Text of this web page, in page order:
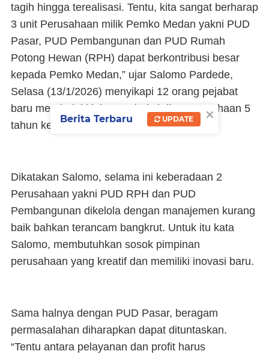
tagih hingga terealisasi. Tentu, kita sangat berharap
3 unit Perusahaan milik Pemko Medan yakni PUD
Pasar, PUD Pembangunan dan PUD Rumah
Potong Hewan (RPH) dapat berkontribusi besar
kepada Pemko Medan,” ujar Salomo Pardede,
Selasa (13/1/2026) menyikapi 12 orang pejabat
baru menduduki jajaran Direksi di 3 Perusahaan 5
tahun ke depan.
Dikatakan Salomo, selama ini keberadaan 2
Perusahaan yakni PUD RPH dan PUD
Pembangunan dikelola dengan manajemen kurang
baik bahkan terancam bangkrut. Untuk itu kata
Salomo, membutuhkan sosok pimpinan
perusahaan yang kreatif dan memiliki inovasi baru.
Sama halnya dengan PUD Pasar, beragam
permasalahan diharapkan dapat dituntaskan.
“Tentu antara pelayanan dan profit harus
×
Berita Terbaru UPDATE